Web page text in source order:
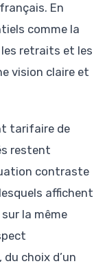
En
comme la
retraits et les
vision claire et
tarifaire de
restent
contraste
affichent
la même
choix d’un